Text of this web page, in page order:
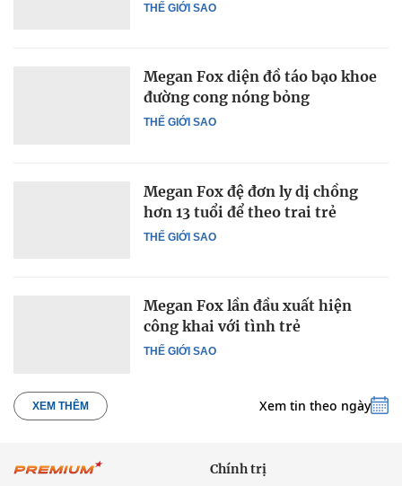
THẾ GIỚI SAO
THẾ GIỚI SAO
Megan Fox diện đồ táo bạo khoe
đường cong nóng bỏng
THẾ GIỚI SAO
Megan Fox đệ đơn ly dị chồng
hơn 13 tuổi để theo trai trẻ
THẾ GIỚI SAO
Megan Fox lần đầu xuất hiện
công khai với tình trẻ
XEM THÊM Xem tin theo ngày
Chính trị